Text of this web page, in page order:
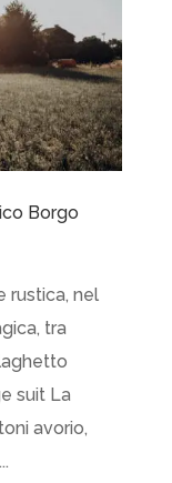
Borgo
rustica, nel
tra
suit La
avorio,